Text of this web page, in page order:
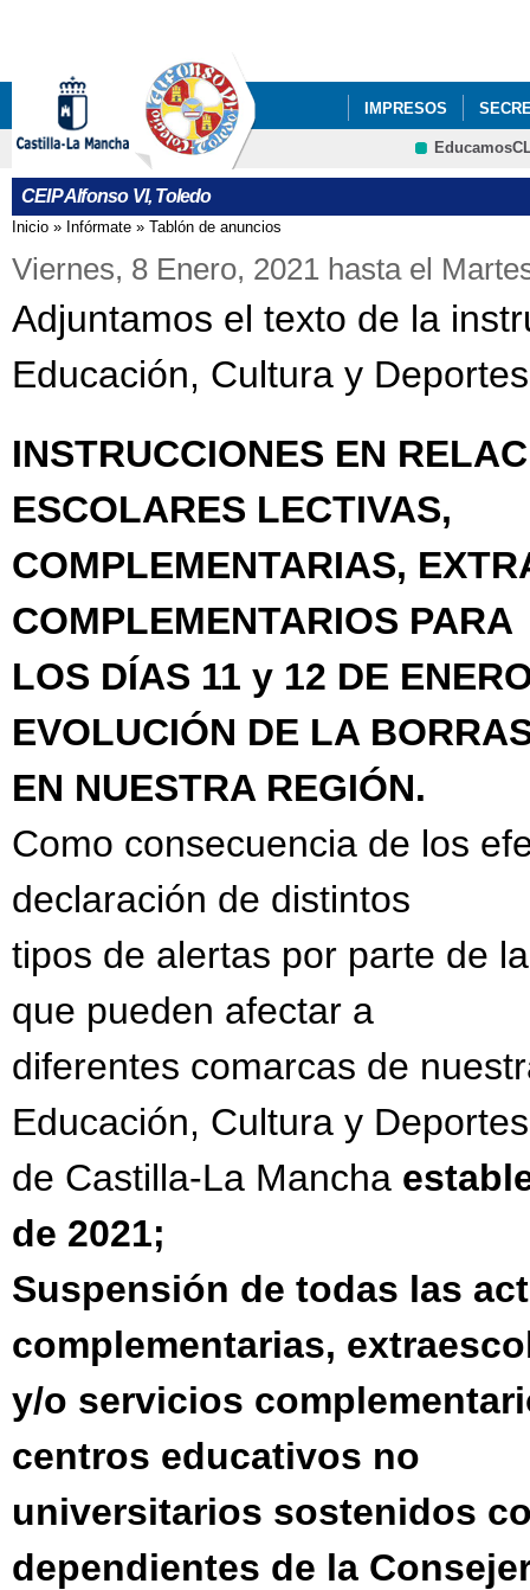
IMPRESOS
PROYECTOS DE
CEIP Alfonso VI, Toledo
Se encuentra usted aquí
Inicio » Infórmate » Tablón de anuncios
Viernes, 8 Enero, 2021 hasta el
Adjuntamos el texto de la
Educación, Cultura y
INSTRUCCIONES EN
ESCOLARES LECTIVAS,
COMPLEMENTARIAS,
COMPLEMENTARIOS PARA
LOS DÍAS 11 y 12 DE
EVOLUCIÓN DE LA
EN NUESTRA REGIÓN.
Como consecuencia de los
declaración de distintos
tipos de alertas por parte de
que pueden afectar a
diferentes comarcas de
Educación, Cultura y Deportes
de Castilla-La Mancha
de 2021;
Suspensión de todas las
complementarias,
y/o servicios
centros educativos no
universitarios sostenidos
dependientes de la